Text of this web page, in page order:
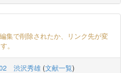
集で削除されたか、リンク先が変
。
渋沢秀雄 (文献一覧)